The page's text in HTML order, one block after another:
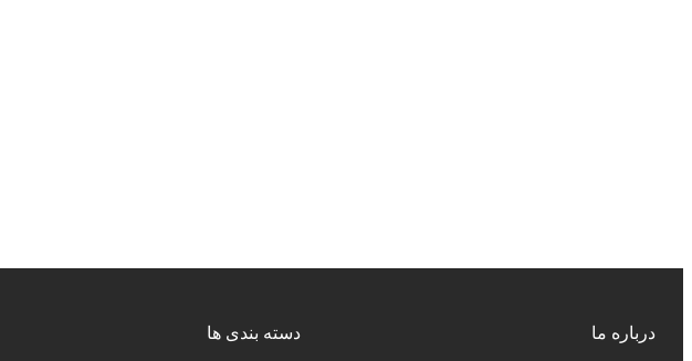
درباره ما دسته بندی ها